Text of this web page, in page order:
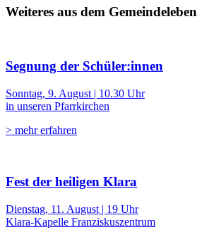
Weiteres aus dem Gemeindeleben
Segnung der Schüler:innen
Sonntag, 9. August | 10.30 Uhr
in unseren Pfarrkirchen
> mehr erfahren
Fest der heiligen Klara
Dienstag, 11. August | 19 Uhr
Klara-Kapelle Franziskuszentrum